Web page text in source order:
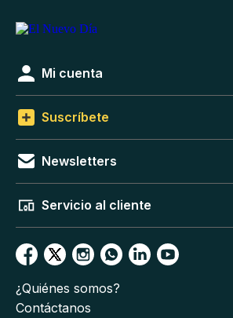
Mi cuenta
Suscríbete
Newsletters
Servicio al cliente
¿Quiénes somos?
Contáctanos